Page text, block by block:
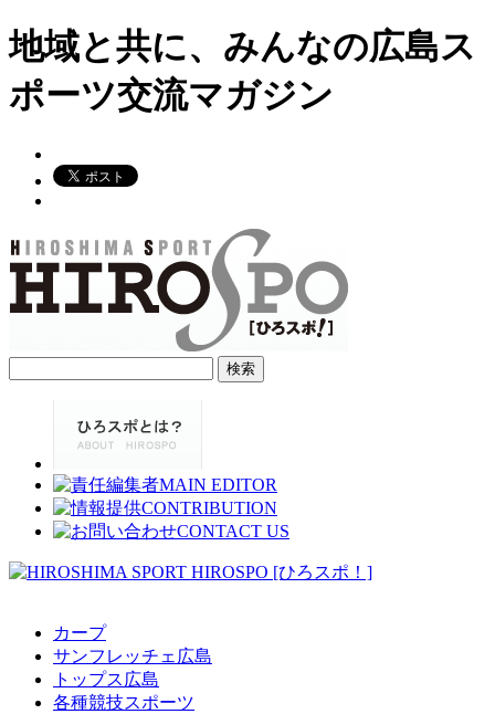
地域と共に、みんなの広島ス
ポーツ交流マガジン
カープ
サンフレッチェ広島
トップス広島
各種競技スポーツ